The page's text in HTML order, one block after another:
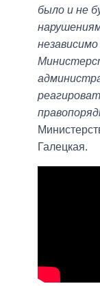
было и не
Галецкая.